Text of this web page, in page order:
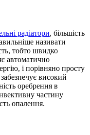
радіатори, більшість
називати
тобто швидко
автоматично
і порівняно просту
високий
оребрення в
частину
опалення.